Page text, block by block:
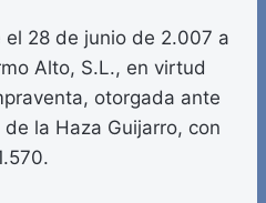
28 de junio de 2.007 a
Alto, S.L., en virtud
otorgada ante
la Haza Guijarro, con